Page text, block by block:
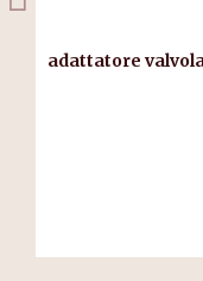
adattatore